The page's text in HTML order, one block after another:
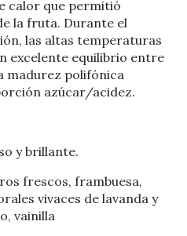
calor que permitió
la fruta. Durante el
las altas temperaturas
excelente equilibrio entre
madurez polifónica
azúcar/acidez.
y brillante.
frescos, frambuesa,
vivaces de lavanda y
vainilla